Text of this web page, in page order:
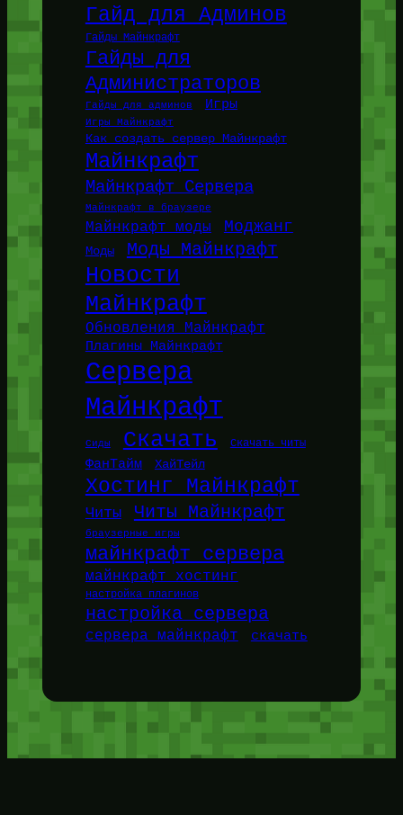
Гайд для Админов
Гайды Майнкрафт
Гайды для
Администраторов
Гайды для админов Игры
Игры Майнкрафт
Как создать сервер Майнкрафт
Майнкрафт
Майнкрафт Сервера
Майнкрафт в браузере
Майнкрафт моды Моджанг
Моды Моды Майнкрафт
Новости
Майнкрафт
Обновления Майнкрафт
Плагины Майнкрафт
Сервера
Майнкрафт
Сиды Скачать Скачать читы
ФанТайм ХайТейл
Хостинг Майнкрафт
Читы Читы Майнкрафт
браузерные игры
майнкрафт сервера
майнкрафт хостинг
настройка плагинов
настройка сервера
сервера майнкрафт скачать